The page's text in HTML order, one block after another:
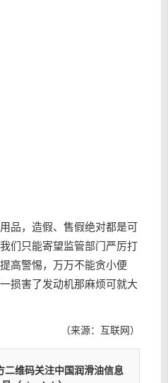
，造假、售假绝对都是可
们只能寄望监管部门严厉打
高警惕，万万不能贪小便
损害了发动机那麻烦可就大
（来源：互联网）
二维码关注中国润滑油信息